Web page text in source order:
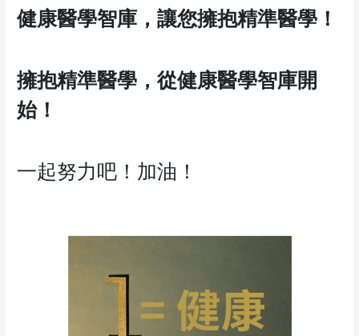
健康醫學智庫，讓您擁抱精準醫學！
擁抱精準醫學，從健康醫學智庫開
始！
一起努力吧！加油！